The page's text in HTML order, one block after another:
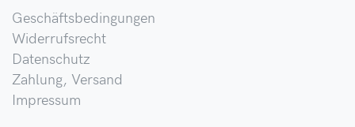
Geschäftsbedingungen
Widerrufsrecht
Datenschutz
Zahlung, Versand
Impressum